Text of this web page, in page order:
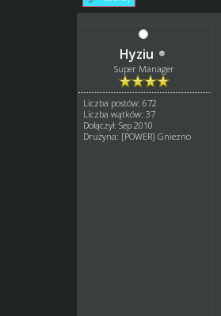
Hyziu
Super Manager
Liczba postów: 672
Liczba wątków: 37
Dołączył: Sep 2010
Drużyna: [POWER] Gniezno